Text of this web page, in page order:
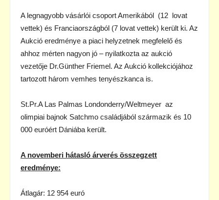
A legnagyobb vásárlói csoport Amerikából (12 lovat
vettek) és Franciaországból (7 lovat vettek) került ki. Az
Aukció eredménye a piaci helyzetnek megfelelő és
ahhoz mérten nagyon jó – nyilatkozta az aukció
vezetője Dr.Günther Friemel. Az Aukció kollekciójához
tartozott három vemhes tenyészkanca is.
St.Pr.A Las Palmas Londonderry/Weltmeyer az
olimpiai bajnok Satchmo családjából származik és 10
000 euróért Dániába került.
A novemberi hátasló árverés összegzett
eredménye:
Átlagár: 12 954 euró